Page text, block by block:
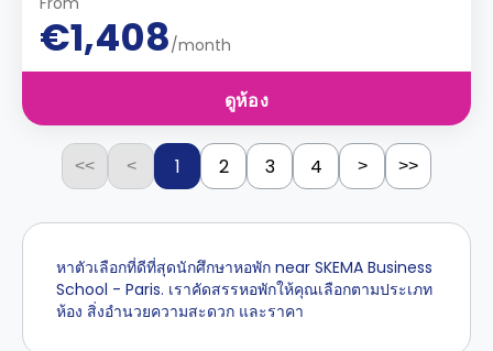
€1,408/month
ดูห้อง
<< < 1 2 3 4 > >>
หาตัวเลือกที่ดีที่สุดนักศึกษาหอพัก near SKEMA Business
School - Paris. เราคัดสรรหอพักให้คุณเลือกตามประเภท
ห้อง สิ่งอำนวยความสะดวก และราคา